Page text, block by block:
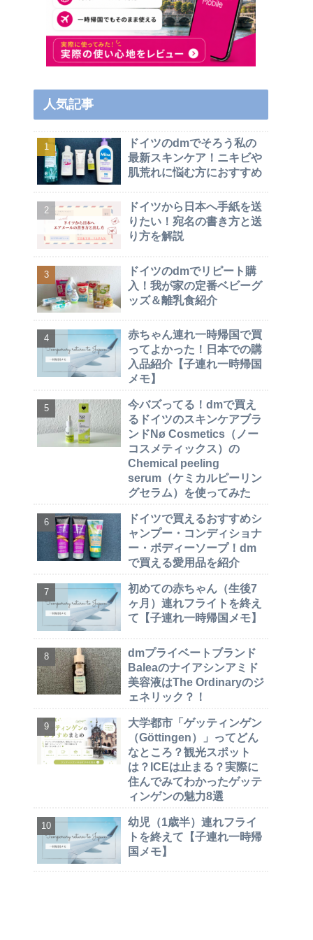
人気記事
ドイツのdmでそろう私の
最新スキンケア！ニキビや
肌荒れに悩む方におすすめ
ドイツから日本へ手紙を送
りたい！宛名の書き方と送
り方を解説
ドイツのdmでリピート購
入！我が家の定番ベビーグ
ッズ＆離乳食紹介
赤ちゃん連れ一時帰国で買
ってよかった！日本での購
入品紹介【子連れ一時帰国
メモ】
今バズってる！dmで買え
るドイツのスキンケアブラ
ンドNø Cosmetics（ノー
コスメティックス）の
Chemical peeling
serum（ケミカルピーリン
グセラム）を使ってみた
ドイツで買えるおすすめシ
ャンプー・コンディショナ
ー・ボディーソープ！dm
で買える愛用品を紹介
初めての赤ちゃん（生後7
ヶ月）連れフライトを終え
て【子連れ一時帰国メモ】
dmプライベートブランド
Baleaのナイアシンアミド
美容液はThe Ordinaryのジ
ェネリック？！
大学都市「ゲッティンゲン
（Göttingen）」ってどん
なところ？観光スポット
は？ICEは止まる？実際に
住んでみてわかったゲッテ
ィンゲンの魅力8選
幼児（1歳半）連れフライ
トを終えて【子連れ一時帰
国メモ】